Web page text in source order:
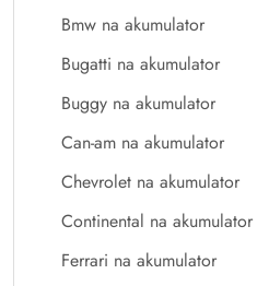
Bmw na akumulator
Bugatti na akumulator
Buggy na akumulator
Can-am na akumulator
Chevrolet na akumulator
Continental na akumulator
Ferrari na akumulator